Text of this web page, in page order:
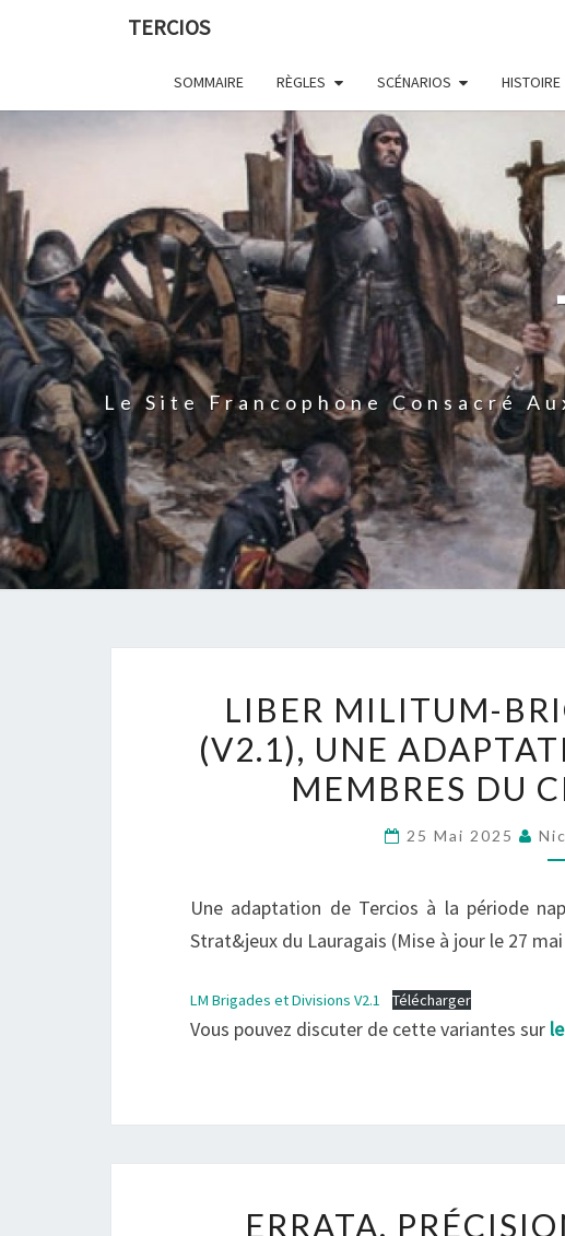
TERCIOS
SOMMAIRE RÈGLES SCÉNARIOS HISTOIRE
Le Site Francophone Consacré
LIBER MILITUM-
(V2.1), UNE
MEMBRES DU
25 Mai 2025
Une adaptation de Tercios à la période
Strat&jeux du Lauragais (Mise à jour le 27 mai
LM Brigades et Divisions V2.1 Télécharger
Vous pouvez discuter de cette variantes sur
ERRATA,